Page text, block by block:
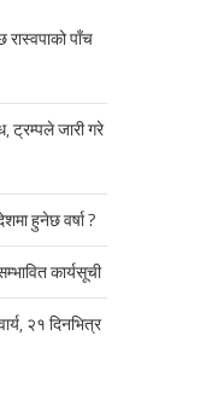
पाँच
ट्रम्पले जारी गरे
हुनेछ वर्षा ?
कार्यसूची
२१ दिनभित्र